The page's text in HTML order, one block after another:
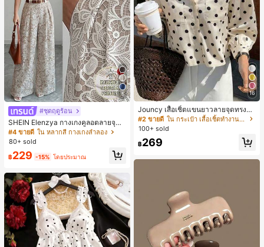
5
#ชุดฤดูร้อน
SHEIN Elenzya กางเกงคูลอตลายจุดเ
อวสูงแบบใหม่สำหรับฤดูใบไม้ผลิ/ฤดูร้อ
น, สไตล์หรูหราเหมาะสำหรับใส่ในชีวิต
ทจสำหรับฤดูรับปริญญา, เทศกาลดนตร
#4 ขายดี ใน หลากสี กางเกงลำลอง
80+ sold
฿229 -15% โดยประมาณ
16
Jouncy เสื้อเชิ้ตแขนยาวลายจุดทรงหล
วมสำหรับผู้หญิง
#2 ขายดี
ใน กระเป๋า เสื้อเชิ้ตทำงานมีกระเป๋า
100+ sold
฿269